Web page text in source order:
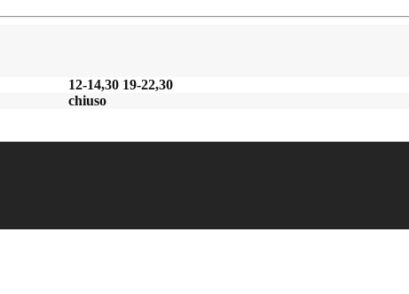
12-14,30 19-22,30
chiuso